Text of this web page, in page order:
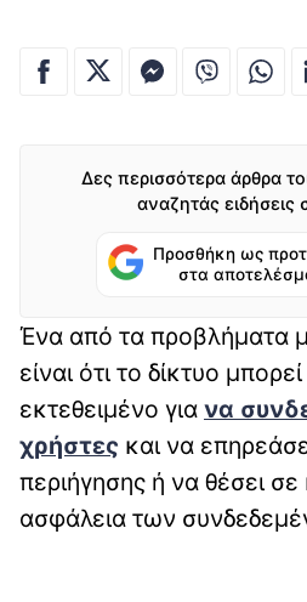
Δες περισσότερα άρθρα
αναζητάς ειδήσεις
Προσθήκη ως
στα
Ένα από τα προβλήματα
είναι ότι το δίκτυο
εκτεθειμένο για να
χρήστες και να
περιήγησης ή να θέσει σε
ασφάλεια των